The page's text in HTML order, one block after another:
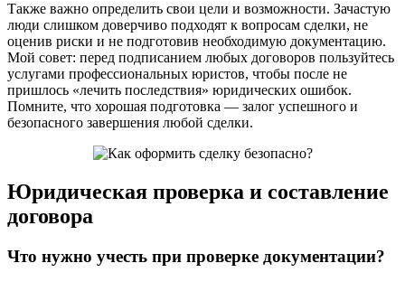
Также важно определить свои цели и возможности. Зачастую
люди слишком доверчиво подходят к вопросам сделки, не
оценив риски и не подготовив необходимую документацию.
Мой совет: перед подписанием любых договоров пользуйтесь
услугами профессиональных юристов, чтобы после не
пришлось «лечить последствия» юридических ошибок.
Помните, что хорошая подготовка — залог успешного и
безопасного завершения любой сделки.
Юридическая проверка и составление
договора
Что нужно учесть при проверке документации?